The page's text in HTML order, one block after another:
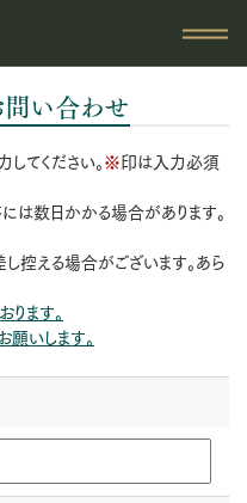
い合わせ
てください。 ※ 印は入力必須
は数日かかる場合があります。
控える場合がございます。あら
ます。
いします。